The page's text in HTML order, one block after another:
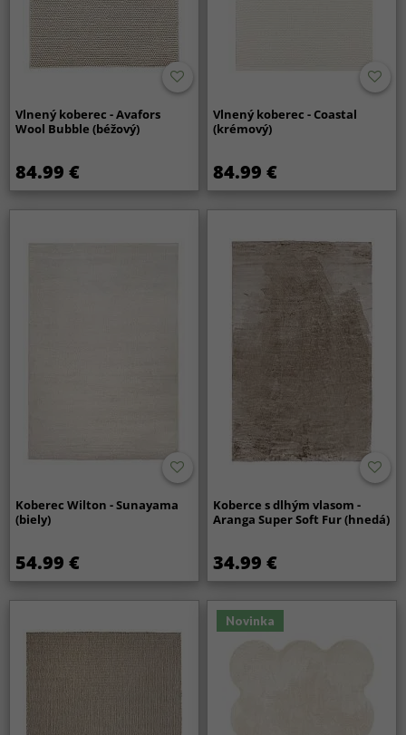
Vlnený koberec - Avafors
Wool Bubble (béžový)
84.99 €
Vlnený koberec - Coastal
(krémový)
84.99 €
Koberec Wilton - Sunayama
(biely)
54.99 €
Koberce s dlhým vlasom -
Aranga Super Soft Fur (hnedá)
34.99 €
Novinka